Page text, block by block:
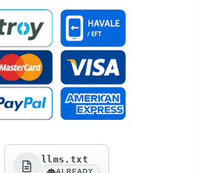
llms.txt
AI READY